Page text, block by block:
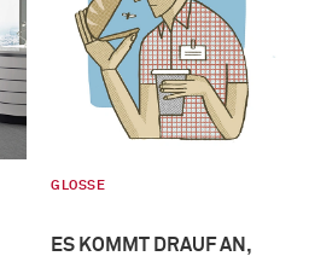
GLOSSE
ES KOMMT DRAUF AN,